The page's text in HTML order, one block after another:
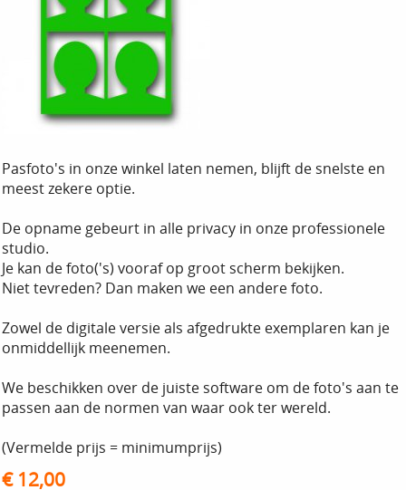
Pasfoto's in onze winkel laten nemen, blijft de snelste en
meest zekere optie.
De opname gebeurt in alle privacy in onze professionele
studio.
Je kan de foto('s) vooraf op groot scherm bekijken.
Niet tevreden? Dan maken we een andere foto.
Zowel de digitale versie als afgedrukte exemplaren kan je
onmiddellijk meenemen.
We beschikken over de juiste software om de foto's aan te
passen aan de normen van waar ook ter wereld.
(Vermelde prijs = minimumprijs)
€ 12,00